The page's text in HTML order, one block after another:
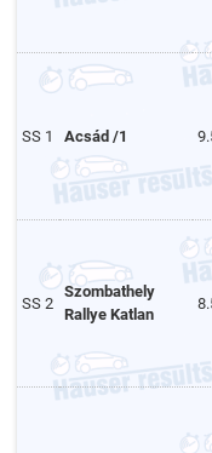
SS 1 Acsád /1
SS 2
Szombathely
Rallye Katlan